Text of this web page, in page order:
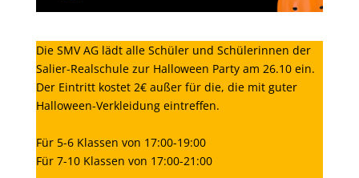
Die SMV AG lädt alle Schüler und Schülerinnen der
Salier-Realschule zur Halloween Party am 26.10 ein.
Der Eintritt kostet 2€ außer für die, die mit guter
Halloween-Verkleidung eintreffen.
Für 5-6 Klassen von 17:00-19:00
Für 7-10 Klassen von 17:00-21:00